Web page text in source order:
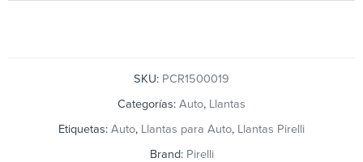
SKU: PCR1500019
Categorías: Auto, Llantas
Etiquetas: Auto, Llantas para Auto, Llantas Pirelli
Brand: Pirelli